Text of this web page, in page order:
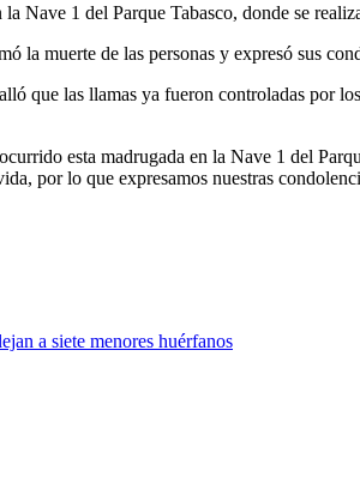
la Nave 1 del Parque Tabasco, donde se
la muerte de las personas y expresó sus
que las llamas ya fueron controladas por
esta madrugada en la Nave 1 del
por lo que expresamos nuestras
a siete menores huérfanos